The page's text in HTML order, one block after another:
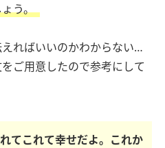
う。
ればいいのかわからない…
ご用意したので参考にして
てこれて幸せだよ。これか